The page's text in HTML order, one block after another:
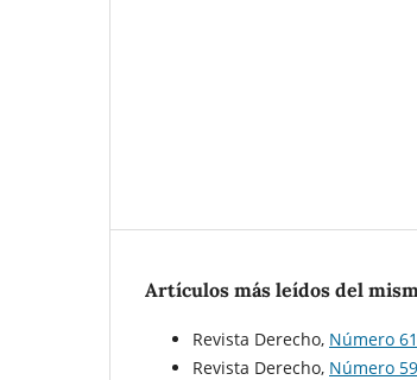
Artículos más leídos del
Revista Derecho, Número 61
Revista Derecho, Número